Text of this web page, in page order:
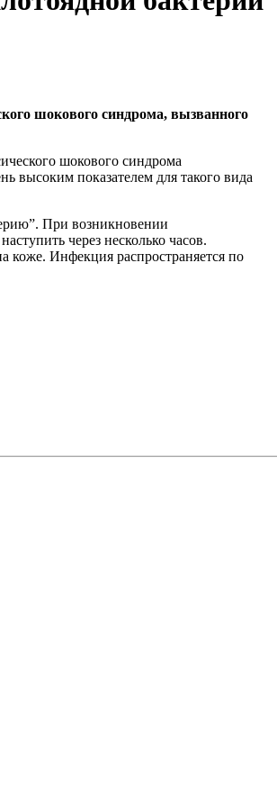
шокового синдрома, вызванного
шокового синдрома
высоким показателем для такого вида
При возникновении
через несколько часов.
Инфекция распространяется по